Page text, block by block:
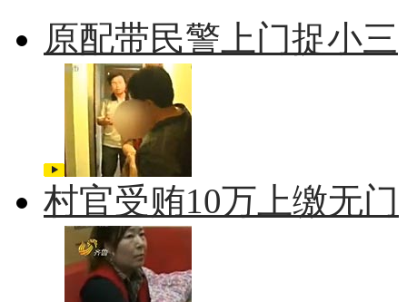
原配带民警上门捉小三
村官受贿10万上缴无门